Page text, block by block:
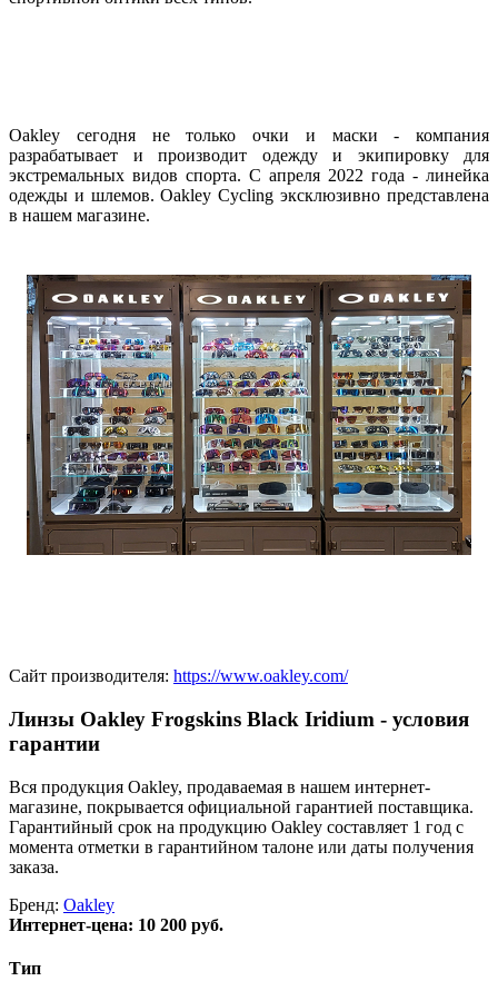
Oakley сегодня не только очки и маски - компания
разрабатывает и производит одежду и экипировку для
экстремальных видов спорта. С апреля 2022 года - линейка
одежды и шлемов. Oakley Cycling эксклюзивно представлена
в нашем магазине.
Сайт производителя: https://www.oakley.com/
Линзы Oakley Frogskins Black Iridium - условия
гарантии
Вся продукция Oakley, продаваемая в нашем интернет-
магазине, покрывается официальной гарантией поставщика.
Гарантийный срок на продукцию Oakley составляет 1 год с
момента отметки в гарантийном талоне или даты получения
заказа.
Бренд: Oakley
Интернет-цена: 10 200 руб.
Тип